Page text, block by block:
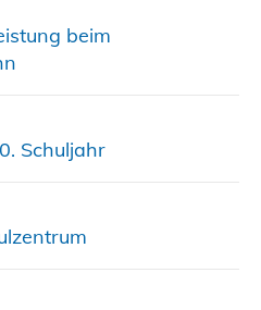
beim
Schuljahr